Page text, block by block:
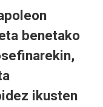
benetako
ikusten